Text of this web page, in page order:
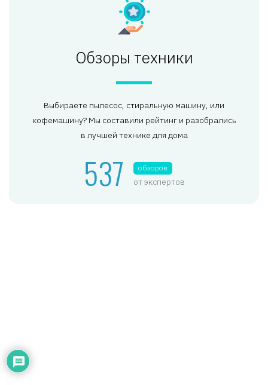
Обзоры техники
Выбираете пылесос, стиральную машину, или
кофемашину? Мы составили рейтинг и разобрались
в лучшей технике для дома
537 обзоров
от экспертов